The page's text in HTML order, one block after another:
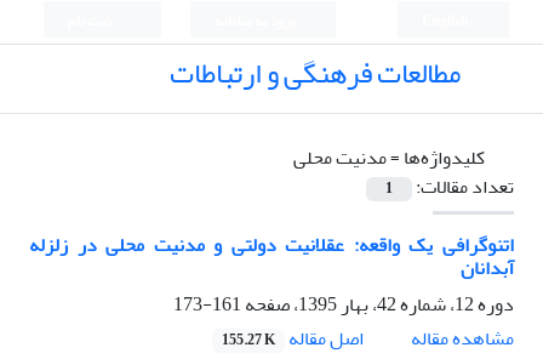
مطالعات فرهنگی و ارتباطات
کلیدواژه‌ها =مدنیت محلی
تعداد مقالات:
1
اتنوگرافی یک واقعه: عقلانیت دولتی و مدنیت محلی در زلزله
آبدانان
دوره 12، شماره 42، بهار 1395، صفحه
161-173
مشاهده مقاله
اصل مقاله 155.27 K